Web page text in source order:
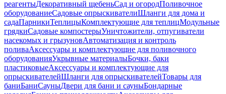
реагентыДекоративный щебеньСад и огородПоливочное
оборудованиеСадовые опрыскивателиШланги для дома и
садаПарникиТеплицыКомплектующие для теплицМодульные
грядкиСадовые компостерыУничтожители, отпугиватели
насекомых и грызуновАвтоматизация и контроль
поливаАксессуары и комплектующие для поливочного
оборудованияУкрывные материалыБочки, баки
пластиковыеАксессуары и комплектующие для
опрыскивателейШланги для опрыскивателейТовары для
баниБаниСауныДвери для бани и сауныБондарные